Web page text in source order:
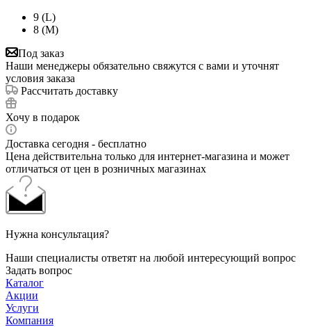
9 (L)
8 (M)
Под заказ
Наши менеджеры обязательно свяжутся с вами и уточнят
условия заказа
Рассчитать доставку
Хочу в подарок
Доставка сегодня - бесплатно
Цена действительна только для интернет-магазина и может
отличаться от цен в розничных магазинах
Нужна консультация?
Наши специалисты ответят на любой интересующий вопрос
Задать вопрос
Каталог
Акции
Услуги
Компания